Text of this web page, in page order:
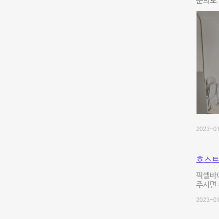
2023-
호스
픽셀바
주시면
2023-